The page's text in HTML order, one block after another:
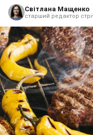
Світлана Мащенко
старший редактор